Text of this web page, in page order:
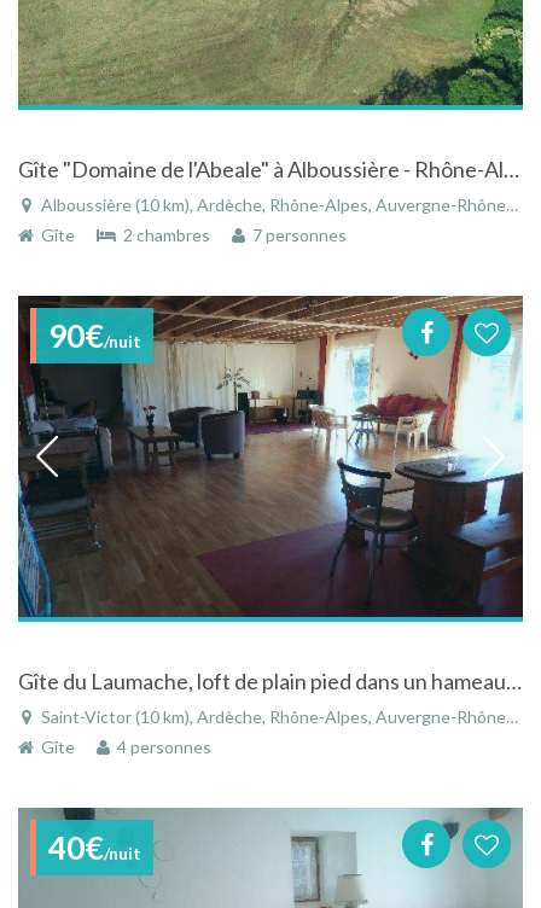
Gîte "Domaine de l'Abeale" à Alboussière - Rhône-Alpes à la campagne avec étang piscine et jacuzzi
Alboussière (10 km), Ardèche, Rhône-Alpes, Auvergne-Rhône-Alpes, France
Gîte
2 chambres 7 personnes
90€/nuit
Gîte du Laumache, loft de plain pied dans un hameau à côté de Saint-Victor (20mn de Tournon/Tain l'Hermitage) en Ardèche verte
Saint-Victor (10 km), Ardèche, Rhône-Alpes, Auvergne-Rhône-Alpes, France
Gîte
4 personnes
40€/nuit